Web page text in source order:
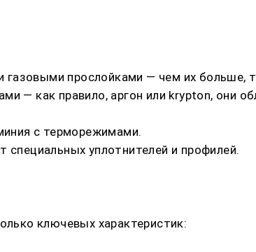
прослойками — чем их больше,
— как правило, аргон или krypton, они
с терморежимами.
уплотнителей и профилей.
ключевых характеристик: